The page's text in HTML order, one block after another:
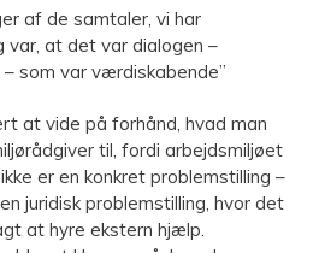
af de samtaler, vi har
var, at det var dialogen –
som var værdiskabende”
at vide på forhånd, hvad man
til, fordi arbejdsmiljøet
er en konkret problemstilling –
juridisk problemstilling, hvor det
at hyre ekstern hjælp.